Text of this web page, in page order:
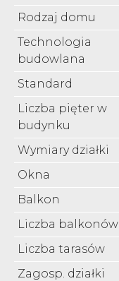
Rodzaj domu
Technologia
budowlana
Standard
Liczba pięter w
budynku
Wymiary działki
Okna
Balkon
Liczba balkonów
Liczba tarasów
Zagosp. działki